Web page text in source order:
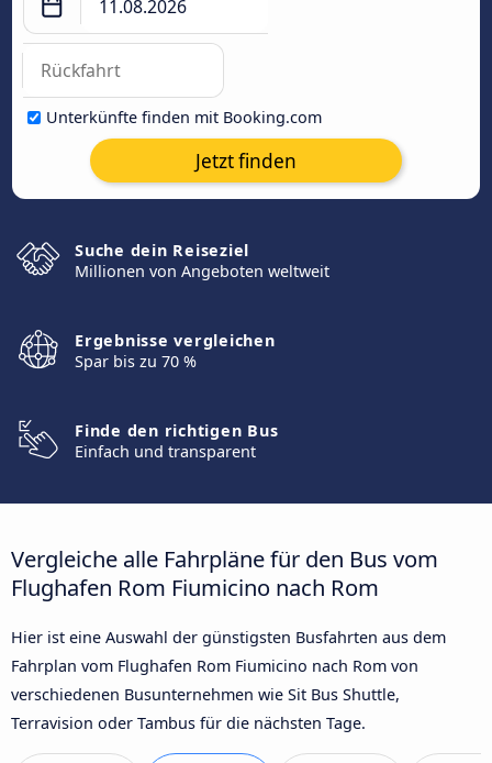
Unterkünfte finden mit Booking.com
Jetzt finden
Suche dein Reiseziel
Millionen von Angeboten weltweit
Ergebnisse vergleichen
Spar bis zu 70 %
Finde den richtigen Bus
Einfach und transparent
Vergleiche alle Fahrpläne für den Bus vom
Flughafen Rom Fiumicino nach Rom
Hier ist eine Auswahl der günstigsten Busfahrten aus dem
Fahrplan vom Flughafen Rom Fiumicino nach Rom von
verschiedenen Busunternehmen wie Sit Bus Shuttle,
Terravision oder Tambus für die nächsten Tage.